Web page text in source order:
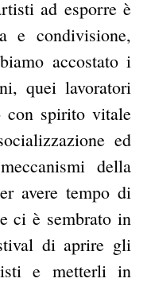
ad esporre è
e condivisione,
accostato i
quei lavoratori
con spirito vitale
ed
della
avere tempo di
ci è sembrato in
di aprire gli
e metterli in